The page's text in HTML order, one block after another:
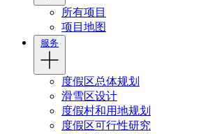
所有项目
项目地图
服务
度假区总体规划
滑雪区设计
度假村和用地规划
度假区可行性研究